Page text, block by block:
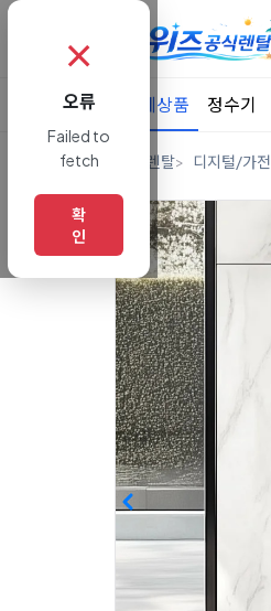
전체상품 정수기
렌탈 디지털/가전
✗
오류
Failed to
fetch
확
인